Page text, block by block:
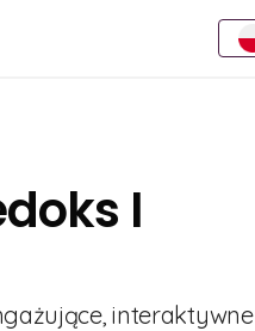
I
interaktywne